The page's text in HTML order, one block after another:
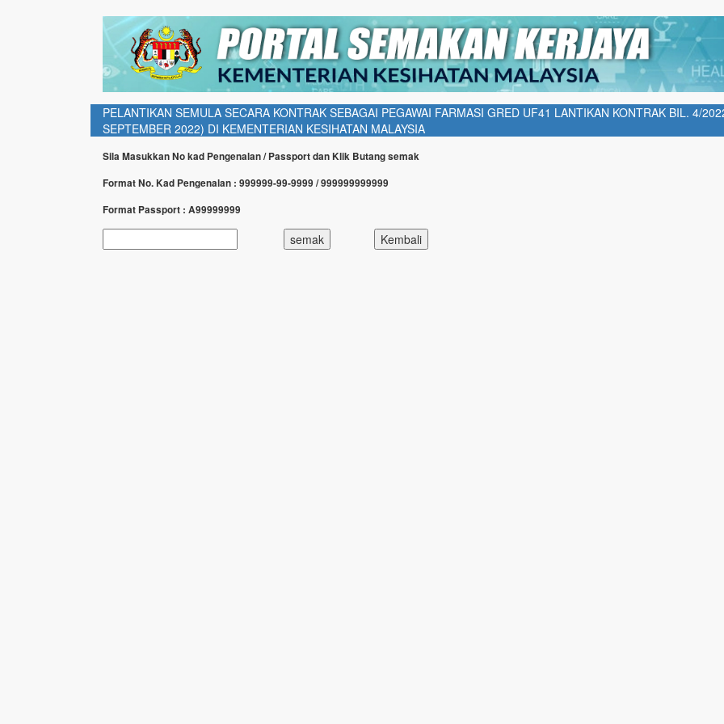
PELANTIKAN SEMULA SECARA KONTRAK SEBAGAI PEGAWAI FARMASI GRED UF41 LANTIKAN KONTRAK BIL. 4/
SEPTEMBER 2022) DI KEMENTERIAN KESIHATAN MALAYSIA
Sila Masukkan No kad Pengenalan / Passport dan Klik Butang semak
Format No. Kad Pengenalan : 999999-99-9999 / 999999999999
Format Passport : A99999999